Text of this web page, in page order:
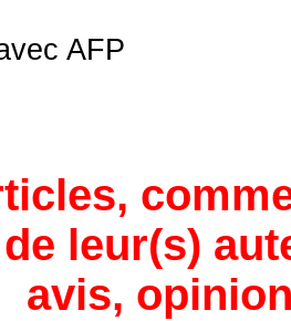
AFP
leur(s)
avis,